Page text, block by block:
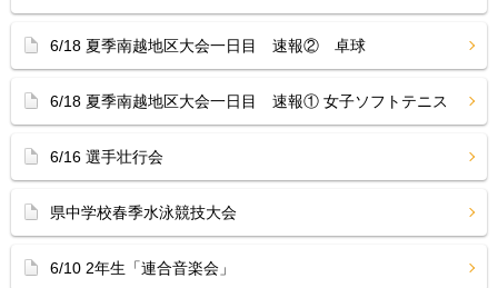
6/18 夏季南越地区大会一日目 速報② 卓球
6/18 夏季南越地区大会一日目 速報① 女子ソフトテニス
6/16 選手壮行会
県中学校春季水泳競技大会
6/10 2年生「連合音楽会」